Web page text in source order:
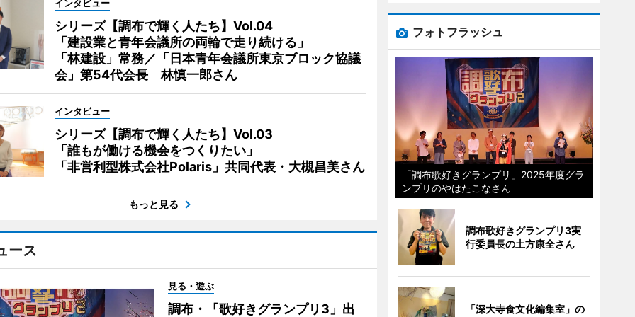
インタビュー
シリーズ【調布で輝く人たち】Vol.04
「建設業と青年会議所の両輪で走り続ける」
「林建設」常務／「日本青年会議所東京ブロック協議
会」第54代会長 林慎一郎さん
インタビュー
シリーズ【調布で輝く人たち】Vol.03
「誰もが働ける機会をつくりたい」
「非営利型株式会社Polaris」共同代表・大槻昌美さん
もっと見る
ース
見る・遊ぶ
調布・「歌好きグランプリ3」出
フォトフラッシュ
「調布歌好きグランプリ」2025年度グラ
ンプリのやはたこなさん
調布歌好きグランプリ3実
行委員長の土方康全さん
「深大寺食文化編集室」の